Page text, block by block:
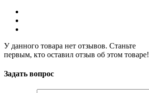
У данного товара нет отзывов. Станьте
первым, кто оставил отзыв об этом товаре!
Задать вопрос